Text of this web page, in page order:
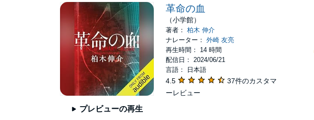
プレビューの再生
革命の血
（小学館）
著者：柏木 伸介
ナレーター：外崎 友亮
再生時間： 14 時間
配信日： 2024/06/21
言語： 日本語
4.5
37件のカスタマ
ーレビュー